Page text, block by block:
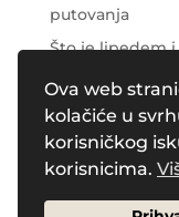
Ova web
kolačiće u
korisničkog
korisnicima.
putovanja
Što je lipedem
Njega područja
Recent